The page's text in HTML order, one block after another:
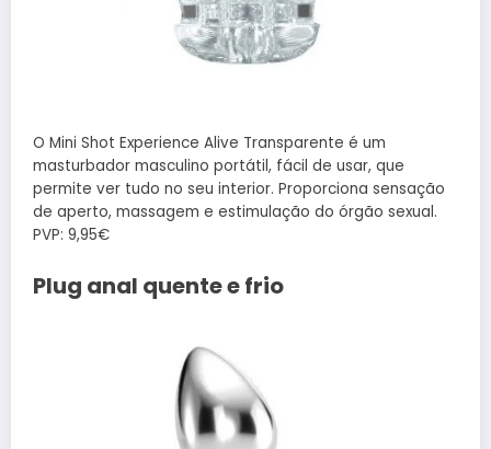
O Mini Shot Experience Alive Transparente é um
masturbador masculino portátil, fácil de usar, que
permite ver tudo no seu interior. Proporciona sensação
de aperto, massagem e estimulação do órgão sexual.
PVP: 9,95€
Plug anal quente e frio